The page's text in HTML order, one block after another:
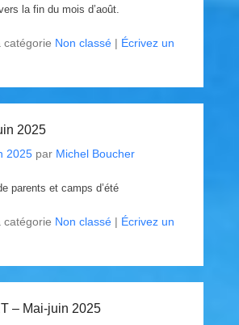
la fin du mois d’août.
catégorie Non classé | Écrivez un
2025
2025 par Michel Boucher
parents et camps d’été
catégorie Non classé | Écrivez un
– Mai-juin 2025